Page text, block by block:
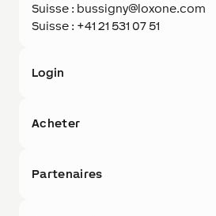
Suisse : bussigny@loxone.com
Suisse : +41 21 531 07 51
Login
Acheter
Partenaires